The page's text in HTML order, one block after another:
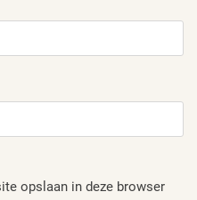
opslaan in deze browser